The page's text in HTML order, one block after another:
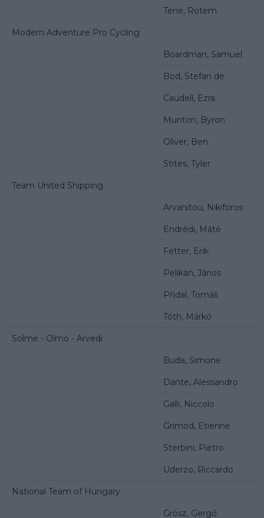
Tene, Rotem
Modern Adventure Pro Cycling
Boardman, Samuel
Bod, Stefan de
Caudell, Ezra
Munton, Byron
Oliver, Ben
Stites, Tyler
Team United Shipping
Arvanitou, Nikiforos
Endrédi, Máté
Fetter, Erik
Pelikán, János
Přidal, Tomáš
Tóth, Márkó
Solme - Olmo - Arvedi
Buda, Simone
Dante, Alessandro
Galli, Niccolo
Grimod, Etienne
Sterbini, Pietro
Uderzo, Riccardo
National Team of Hungary
Grósz, Gergő